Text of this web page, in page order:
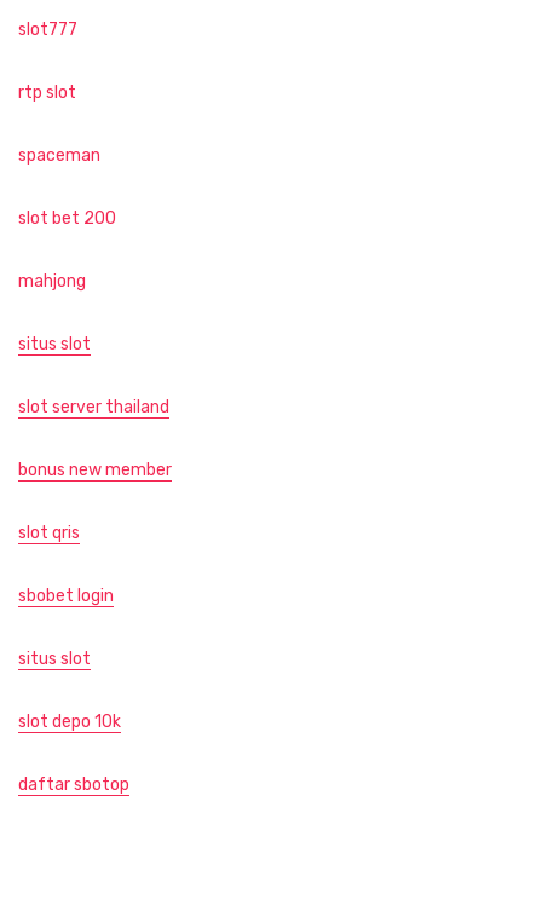
slot777
rtp slot
spaceman
slot bet 200
mahjong
situs slot
slot server thailand
bonus new member
slot qris
sbobet login
situs slot
slot depo 10k
daftar sbotop